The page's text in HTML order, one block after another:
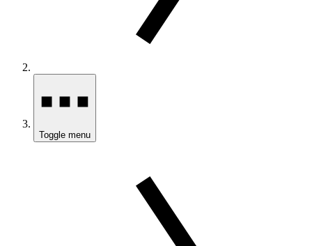
Toggle menu